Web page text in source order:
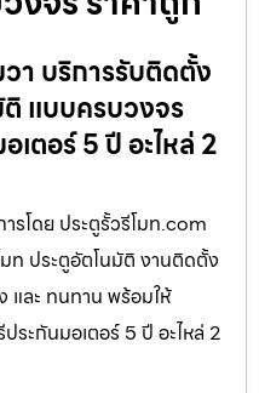
า บริการรับติดตั้ง
ติ แบบครบวงจร
ตอร์ 5 ปี อะไหล่ 2
รโดย ประตูรั้วรีโมท.com
ท ประตูอัตโนมัติ งานติดตั้ง
และ ทนทาน พร้อมให้
ระกันมอเตอร์ 5 ปี อะไหล่ 2